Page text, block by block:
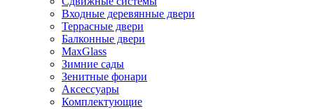
Входные деревянные двери
Террасные двери
Балконные двери
MaxGlass
Зимние сады
Зенитные фонари
Аксессуары
Комплектующие